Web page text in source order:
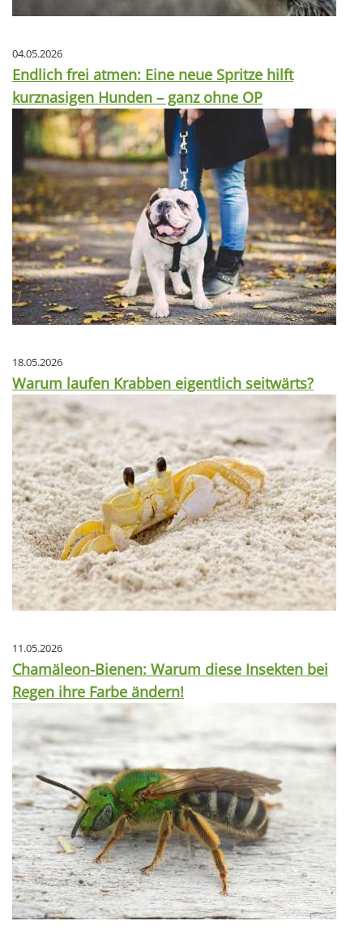
04.05.2026
Endlich frei atmen: Eine neue Spritze hilft
kurznasigen Hunden – ganz ohne OP
18.05.2026
Warum laufen Krabben eigentlich seitwärts?
11.05.2026
Chamäleon-Bienen: Warum diese Insekten bei
Regen ihre Farbe ändern!